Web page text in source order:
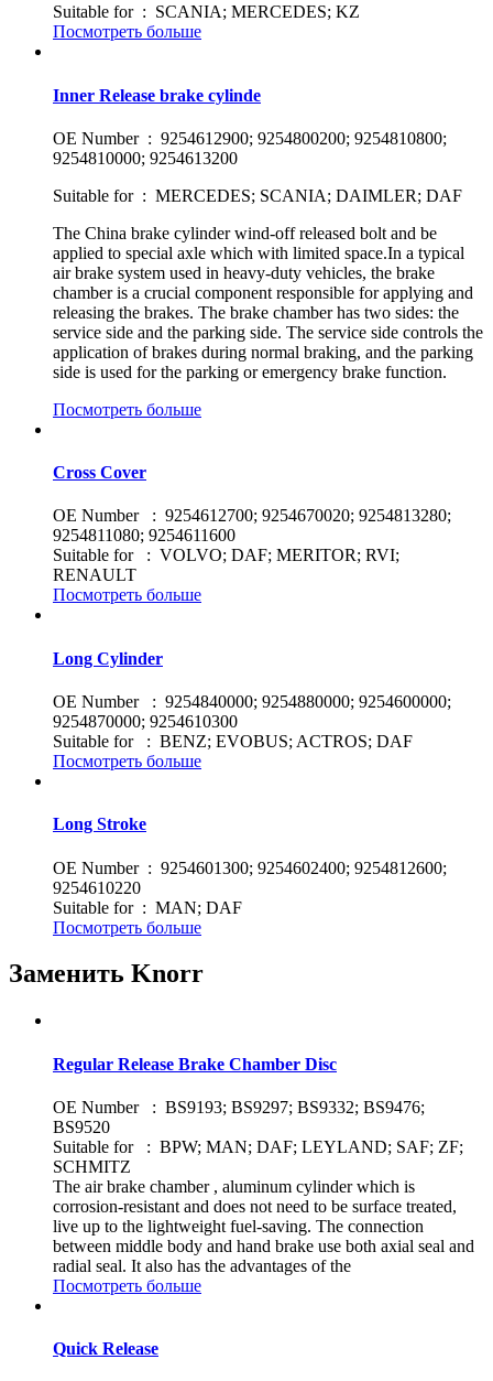
Suitable for : SCANIA; MERCEDES; KZ
Посмотреть больше
Inner Release brake cylinde
OE Number : 9254612900; 9254800200; 9254810800;
9254810000; 9254613200
Suitable for : MERCEDES; SCANIA; DAIMLER; DAF
The China brake cylinder wind-off released bolt and be
applied to special axle which with limited space.In a typical
air brake system used in heavy-duty vehicles, the brake
chamber is a crucial component responsible for applying and
releasing the brakes. The brake chamber has two sides: the
service side and the parking side. The service side controls the
application of brakes during normal braking, and the parking
side is used for the parking or emergency brake function.
Посмотреть больше
Cross Cover
OE Number : 9254612700; 9254670020; 9254813280;
9254811080; 9254611600
Suitable for : VOLVO; DAF; MERITOR; RVI;
RENAULT
Посмотреть больше
Long Cylinder
OE Number : 9254840000; 9254880000; 9254600000;
9254870000; 9254610300
Suitable for : BENZ; EVOBUS; ACTROS; DAF
Посмотреть больше
Long Stroke
OE Number : 9254601300; 9254602400; 9254812600;
9254610220
Suitable for : MAN; DAF
Посмотреть больше
Заменить Knorr
Regular Release Brake Chamber Disc
OE Number : BS9193; BS9297; BS9332; BS9476;
BS9520
Suitable for : BPW; MAN; DAF; LEYLAND; SAF; ZF;
SCHMITZ
The air brake chamber , aluminum cylinder which is
corrosion-resistant and does not need to be surface treated,
live up to the lightweight fuel-saving. The connection
between middle body and hand brake use both axial seal and
radial seal. It also has the advantages of the
Посмотреть больше
Quick Release